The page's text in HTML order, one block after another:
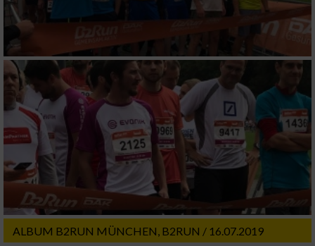
ALBUM B2RUN MÜNCHEN, B2RUN / 16.07.2019
Verwendung reduzierter Daten zur Auswahl
von Werbeanzeigen
Erstellung von Profilen für personalisierte
Werbung
Verwendung von Profilen zur Auswahl
personalisierter Werbung
Erstellung von Profilen zur Personalisierung
von Inhalten
Verwendung von Profilen zur Auswahl
personalisierter Inhalte
Messung der Werbeleistung